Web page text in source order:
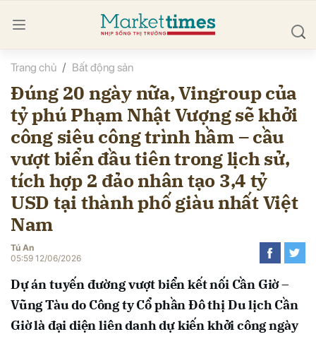
Trang chủ Bất động sản
Đúng 20 ngày nữa, Vingroup của
tỷ phú Phạm Nhật Vượng sẽ khởi
công siêu công trình hầm – cầu
vượt biển đầu tiên trong lịch sử,
tích hợp 2 đảo nhân tạo 3,4 tỷ
USD tại thành phố giàu nhất Việt
Nam
Tú An
05:59 12/06/2026
Dự án tuyến đường vượt biển kết nối Cần Giờ –
Vũng Tàu do Công ty Cổ phần Đô thị Du lịch Cần
Giờ là đại diện liên danh dự kiến khởi công ngày
luận
Hủy